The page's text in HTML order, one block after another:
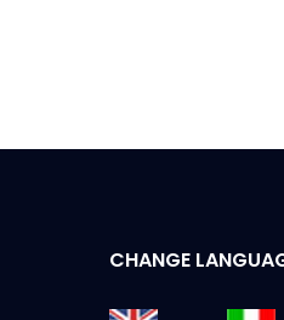
CHANGE